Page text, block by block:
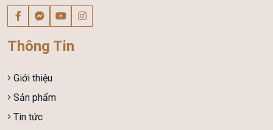
Thông Tin
Giới thiệu
Sản phẩm
Tin tức